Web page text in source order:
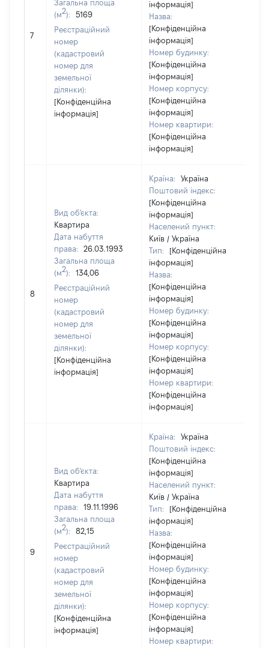
7
Загальна площа
(м2):
5169
Реєстраційний
номер
(кадастровий
номер для
земельної
ділянки):
[Конфіденційна
інформація]
інформація]
Назва:
[Конфіденційна
інформація]
Номер будинку:
[Конфіденційна
інформація]
Номер корпусу:
[Конфіденційна
інформація]
Номер квартири:
[Конфіденційна
інформація]
8
Вид об'єкта:
Квартира
Дата набуття
права:
26.03.1993
Загальна площа
(м2):
134,06
Реєстраційний
номер
(кадастровий
номер для
земельної
ділянки):
[Конфіденційна
інформація]
Країна:
Україна
Поштовий індекс:
[Конфіденційна
інформація]
Населений пункт:
Київ / Україна
Тип:
[Конфіденційна
інформація]
Назва:
[Конфіденційна
інформація]
Номер будинку:
[Конфіденційна
інформація]
Номер корпусу:
[Конфіденційна
інформація]
Номер квартири:
[Конфіденційна
інформація]
9
Вид об'єкта:
Квартира
Дата набуття
права:
19.11.1996
Загальна площа
(м2):
82,15
Реєстраційний
номер
(кадастровий
номер для
земельної
ділянки):
[Конфіденційна
інформація]
Країна:
Україна
Поштовий індекс:
[Конфіденційна
інформація]
Населений пункт:
Київ / Україна
Тип:
[Конфіденційна
інформація]
Назва:
[Конфіденційна
інформація]
Номер будинку:
[Конфіденційна
інформація]
Номер корпусу:
[Конфіденційна
інформація]
Номер квартири: